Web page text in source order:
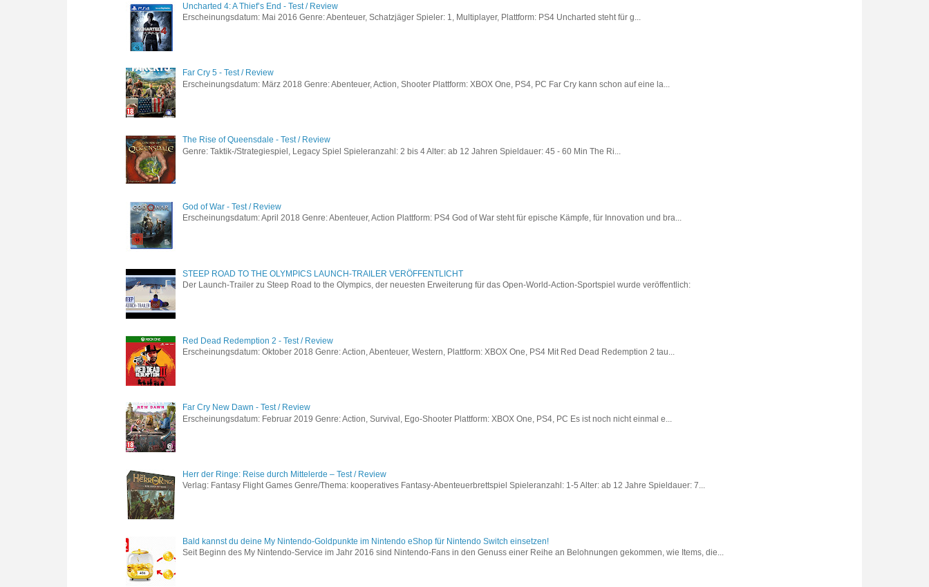
Uncharted 4: A Thief’s End - Test / Review
Erscheinungsdatum: Mai 2016 Genre: Abenteuer, Schatzjäger Spieler: 1, Multiplayer, Plattform: PS4 Uncharted steht für g...
Far Cry 5 - Test / Review
Erscheinungsdatum: März 2018 Genre: Abenteuer, Action, Shooter Plattform: XBOX One, PS4, PC Far Cry kann schon auf eine la...
The Rise of Queensdale - Test / Review
Genre: Taktik-/Strategiespiel, Legacy Spiel Spieleranzahl: 2 bis 4 Alter: ab 12 Jahren Spieldauer: 45 - 60 Min The Ri...
God of War - Test / Review
Erscheinungsdatum: April 2018 Genre: Abenteuer, Action Plattform: PS4 God of War steht für epische Kämpfe, für Innovation und bra...
STEEP ROAD TO THE OLYMPICS LAUNCH-TRAILER VERÖFFENTLICHT
Der Launch-Trailer zu Steep Road to the Olympics, der neuesten Erweiterung für das Open-World-Action-Sportspiel wurde veröffentlich:
Red Dead Redemption 2 - Test / Review
Erscheinungsdatum: Oktober 2018 Genre: Action, Abenteuer, Western, Plattform: XBOX One, PS4 Mit Red Dead Redemption 2 tau...
Far Cry New Dawn - Test / Review
Erscheinungsdatum: Februar 2019 Genre: Action, Survival, Ego-Shooter Plattform: XBOX One, PS4, PC Es ist noch nicht einmal e...
Herr der Ringe: Reise durch Mittelerde – Test / Review
Verlag: Fantasy Flight Games Genre/Thema: kooperatives Fantasy-Abenteuerbrettspiel Spieleranzahl: 1-5 Alter: ab 12 Jahre Spieldauer: 7...
Bald kannst du deine My Nintendo-Goldpunkte im Nintendo eShop für Nintendo Switch einsetzen!
Seit Beginn des My Nintendo-Service im Jahr 2016 sind Nintendo-Fans in den Genuss einer Reihe an Belohnungen gekommen, wie Items, die...